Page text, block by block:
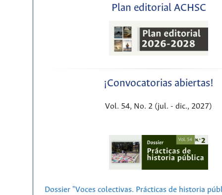
Plan editorial ACHSC
¡Convocatorias abiertas!
Vol. 54, No. 2 (jul. - dic., 2027)
Dossier "Voces colectivas. Prácticas de historia